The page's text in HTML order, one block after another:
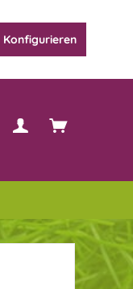
Konfigurieren